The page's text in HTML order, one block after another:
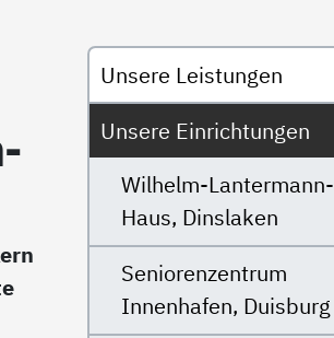
Untermenü
Unsere Leistungen
Unsere Einrichtungen
Wilhelm-Lantermann-
Haus, Dinslaken
Seniorenzentrum
Innenhafen, Duisburg